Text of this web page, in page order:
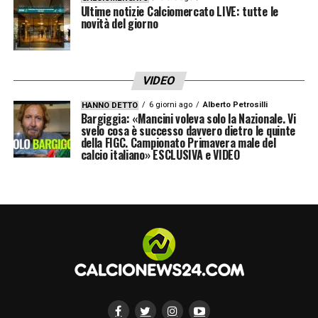
Il 19 novembre sono stati portati in
con significativi miglioramenti economico-
finanziari rispello alla proposta giù
approvata dall’assemblea, che in
quell’occasione è stata approvata
A quel punto il compito dell’amministratore
delegato e del comitato era limitato a
cercare di migliorare gli altri aspetti
dell’operazione e sottoporre all’assemblea
Ultime notizie Calciomercato LIVE: tutte le
novità del giorno
VIDEO
HANNO DETTO 6 giorni ago Alberto Petrosilli
Bargiggia: «Mancini voleva solo la Nazionale. Vi
svelo cosa è successo davvero dietro le quinte
della FIGC. Campionato Primavera male del
calcio italiano» ESCLUSIVA e VIDEO